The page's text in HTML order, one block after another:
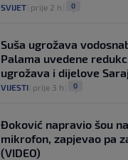
SVIJET prije 2 h 0
Suša ugrožava
Palama uvedene
ugrožava i dijelove
VIJESTI prije 3 h 0
Đoković napravio šou
mikrofon, zapjevao pa
(VIDEO)